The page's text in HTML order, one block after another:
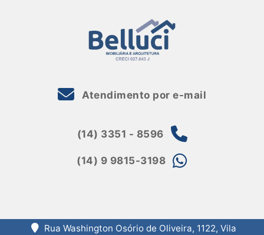
Atendimento por e-mail
(14) 3351 - 8596
(14) 9 9815-3198
Rua Washington Osório de Oliveira, 1122, Vila